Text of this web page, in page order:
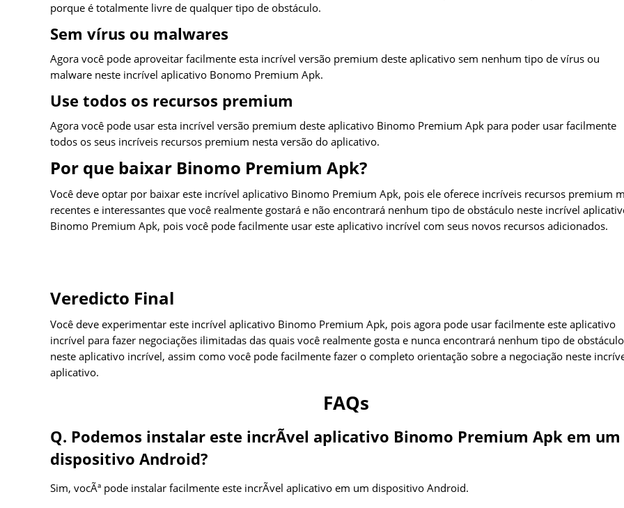
porque é totalmente livre de qualquer tipo de obstáculo.
Sem vírus ou malwares
Agora você pode aproveitar facilmente esta incrível versão premium deste aplicativo sem nenhum tipo de vírus ou
malware neste incrível aplicativo Bonomo Premium Apk.
Use todos os recursos premium
Agora você pode usar esta incrível versão premium deste aplicativo Binomo Premium Apk para poder usar facilmente
todos os seus incríveis recursos premium nesta versão do aplicativo.
Por que baixar Binomo Premium Apk?
Você deve optar por baixar este incrível aplicativo Binomo Premium Apk, pois ele oferece incríveis recursos premium
recentes e interessantes que você realmente gostará e não encontrará nenhum tipo de obstáculo neste incrível
Binomo Premium Apk, pois você pode facilmente usar este aplicativo incrível com seus novos recursos adicionados.
Veredicto Final
Você deve experimentar este incrível aplicativo Binomo Premium Apk, pois agora pode usar facilmente este aplicativo
incrível para fazer negociações ilimitadas das quais você realmente gosta e nunca encontrará nenhum tipo de obstáculo
neste aplicativo incrível, assim como você pode facilmente fazer o completo orientação sobre a negociação neste
aplicativo.
FAQs
Q. Podemos instalar este incrÃ­vel aplicativo Binomo Premium Apk em um
dispositivo Android?
Sim, vocÃª pode instalar facilmente este incrÃ­vel aplicativo em um dispositivo Android.